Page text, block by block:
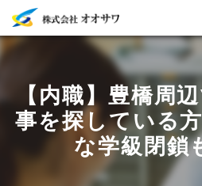
【内職】豊橋周
事を探している
な学級閉鎖